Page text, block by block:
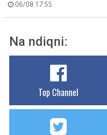
06/08 17:55
Na ndiqni:
Top Channel